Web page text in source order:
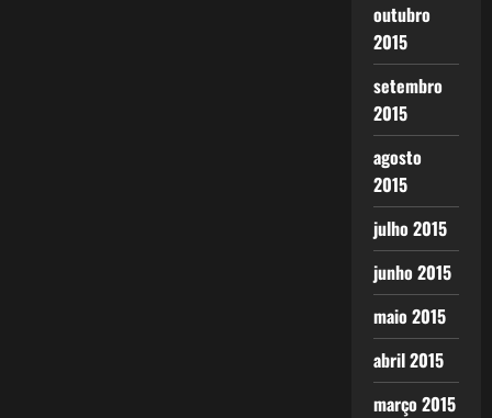
outubro
2015
setembro
2015
agosto
2015
julho 2015
junho 2015
maio 2015
abril 2015
março 2015